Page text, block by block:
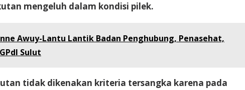
mengeluh dalam kondisi pilek.
Awuy-Lantu Lantik Badan Penghubung, Penasehat,
Sulut
tidak dikenakan kriteria tersangka karena pada